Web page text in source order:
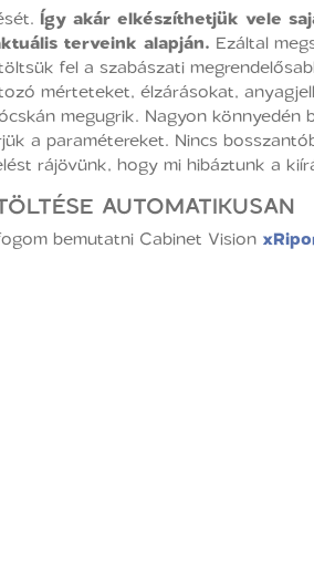
Így akár elkészíthetjük vele
terveink alapján. Ezáltal
fel a szabászati
mérteteket, élzárásokat,
megugrik. Nagyon
a paramétereket. Nincs
rájövünk, hogy mi hibáztunk a
AUTOMATIKUSAN
bemutatni Cabinet Vision